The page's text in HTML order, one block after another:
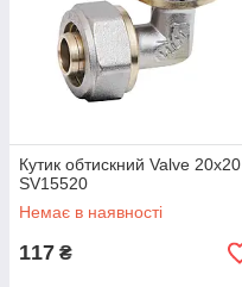
Кутик обтискний Valve 20х20
SV15520
Немає в наявності
117 ₴